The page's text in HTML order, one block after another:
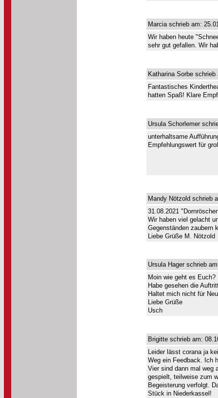
Marcia schrieb am:
Wir haben heute
sehr gut gefallen. Wir
Katharina Sorbe
Fantastisches
hatten Spaß! Klare
Ursula Schorlemer
unterhaltsame
Empfehlungswert für
Mandy Nötzold schrieb
31.08.2021
Wir haben viel gelacht
Gegenständen zaubern
Liebe Grüße M. Nötzold
Ursula Hager schrieb
Moin wie geht es Euch?
Habe gesehen die
Haltet mich nicht für
Liebe Grüße
Usch
Brigitte schrieb am:
Leider lässt corana ja
Weg ein Feedback. Ich
Vier sind dann mal weg
gespielt, teilweise zum
Begeisterung verfolgt.
Stück in Niederkassel!